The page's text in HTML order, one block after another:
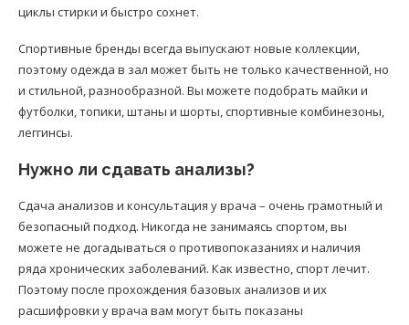
циклы стирки и быстро сохнет.
Спортивные бренды всегда выпускают новые коллекции,
поэтому одежда в зал может быть не только качественной, но
и стильной, разнообразной. Вы можете подобрать майки и
футболки, топики, штаны и шорты, спортивные комбинезоны,
леггинсы.
Нужно ли сдавать анализы?
Сдача анализов и консультация у врача – очень грамотный и
безопасный подход. Никогда не занимаясь спортом, вы
можете не догадываться о противопоказаниях и наличия
ряда хронических заболеваний. Как известно, спорт лечит.
Поэтому после прохождения базовых анализов и их
расшифровки у врача вам могут быть показаны